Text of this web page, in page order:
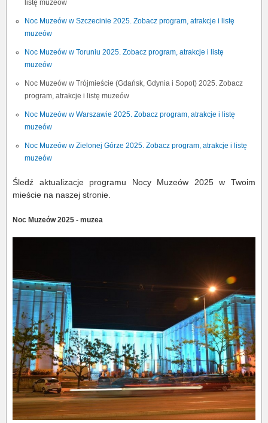
listę muzeów
Noc Muzeów w Szczecinie 2025. Zobacz program, atrakcje i listę
muzeów
Noc Muzeów w Toruniu 2025. Zobacz program, atrakcje i listę
muzeów
Noc Muzeów w Trójmieście (Gdańsk, Gdynia i Sopot) 2025. Zobacz
program, atrakcje i listę muzeów
Noc Muzeów w Warszawie 2025. Zobacz program, atrakcje i listę
muzeów
Noc Muzeów w Zielonej Górze 2025. Zobacz program, atrakcje i listę
muzeów
Śledź aktualizacje programu Nocy Muzeów 2025 w Twoim
mieście na naszej stronie.
Noc Muzeów 2025 - muzea